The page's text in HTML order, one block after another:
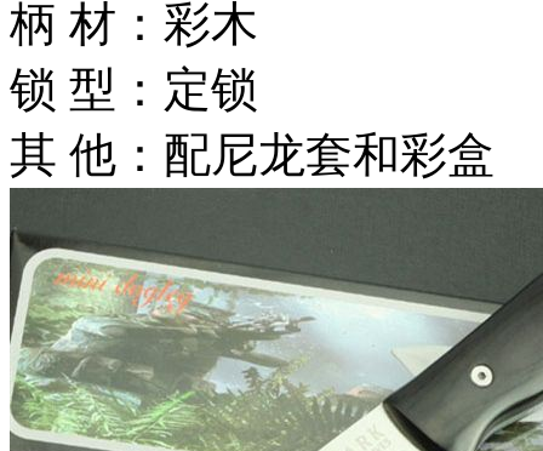
柄 材：彩木
锁 型：定锁
其 他：配尼龙套和彩盒